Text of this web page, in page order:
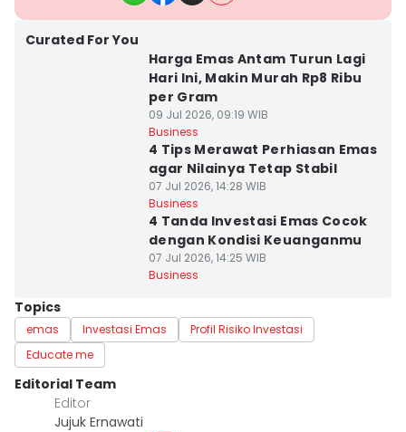
Curated For You
Harga Emas Antam Turun Lagi
Hari Ini, Makin Murah Rp8 Ribu
per Gram
09 Jul 2026, 09:19 WIB
Business
4 Tips Merawat Perhiasan Emas
agar Nilainya Tetap Stabil
07 Jul 2026, 14:28 WIB
Business
4 Tanda Investasi Emas Cocok
dengan Kondisi Keuanganmu
07 Jul 2026, 14:25 WIB
Business
Topics
emas Investasi Emas
Profil Risiko Investasi
Educate me
Editorial Team
Editor
Jujuk Ernawati